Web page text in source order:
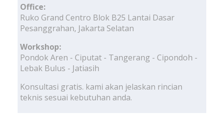
Office:
Ruko Grand Centro Blok B25 Lantai Dasar
Pesanggrahan, Jakarta Selatan
Workshop:
Pondok Aren - Ciputat - Tangerang - Cipondoh -
Lebak Bulus - Jatiasih
Konsultasi gratis. kami akan jelaskan rincian
teknis sesuai kebutuhan anda.